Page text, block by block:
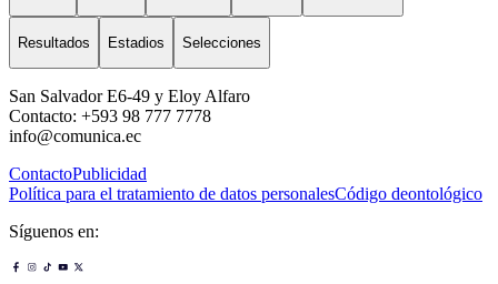
Resultados Estadios Selecciones
San Salvador E6-49 y Eloy Alfaro
Contacto: +593 98 777 7778
info@comunica.ec
ContactoPublicidad
Política para el tratamiento de datos personalesCódigo deontológico
Síguenos en: